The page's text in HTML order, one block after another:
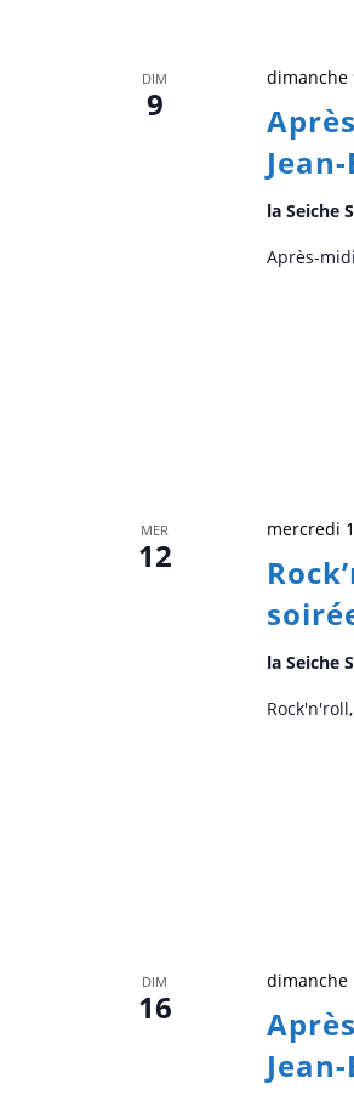
DIM
9
dimanche
la Seiche
Après-
MER
12
mercredi
la Seiche
DIM
16
dimanche